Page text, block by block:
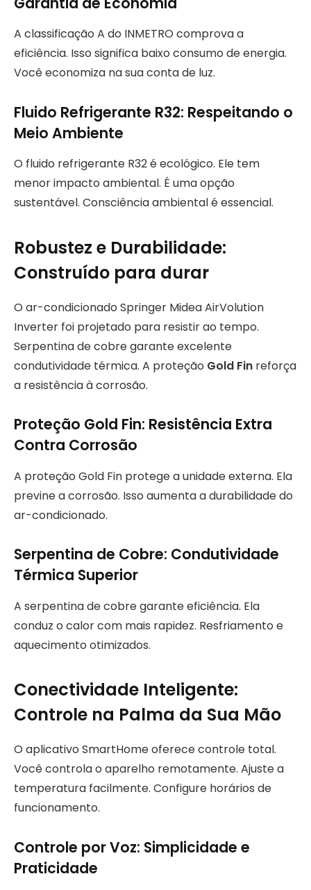
A classificação A do INMETRO comprova a
eficiência. Isso significa baixo consumo de energia.
Você economiza na sua conta de luz.
Fluido Refrigerante R32: Respeitando o
Meio Ambiente
O fluido refrigerante R32 é ecológico. Ele tem
menor impacto ambiental. É uma opção
sustentável. Consciência ambiental é essencial.
Robustez e Durabilidade:
Construído para durar
O ar-condicionado Springer Midea AirVolution
Inverter foi projetado para resistir ao tempo.
Serpentina de cobre garante excelente
condutividade térmica. A proteção Gold Fin reforça
a resistência à corrosão.
Proteção Gold Fin: Resistência Extra
Contra Corrosão
A proteção Gold Fin protege a unidade externa. Ela
previne a corrosão. Isso aumenta a durabilidade do
ar-condicionado.
Serpentina de Cobre: Condutividade
Térmica Superior
A serpentina de cobre garante eficiência. Ela
conduz o calor com mais rapidez. Resfriamento e
aquecimento otimizados.
Conectividade Inteligente:
Controle na Palma da Sua Mão
O aplicativo SmartHome oferece controle total.
Você controla o aparelho remotamente. Ajuste a
temperatura facilmente. Configure horários de
funcionamento.
Controle por Voz: Simplicidade e
Praticidade